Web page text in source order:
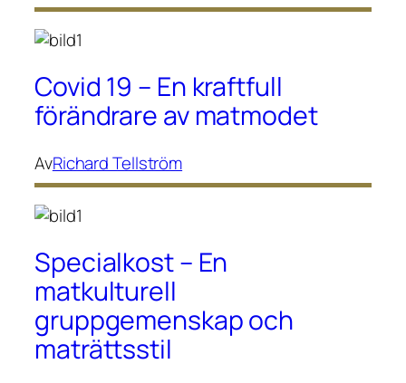
Covid 19 – En kraftfull
förändrare av matmodet
AvRichard Tellström
Specialkost – En
matkulturell
gruppgemenskap och
maträttsstil